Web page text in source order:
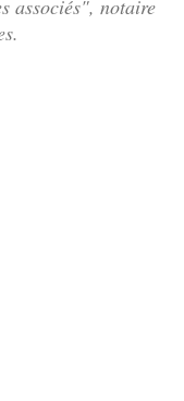
associés", notaire